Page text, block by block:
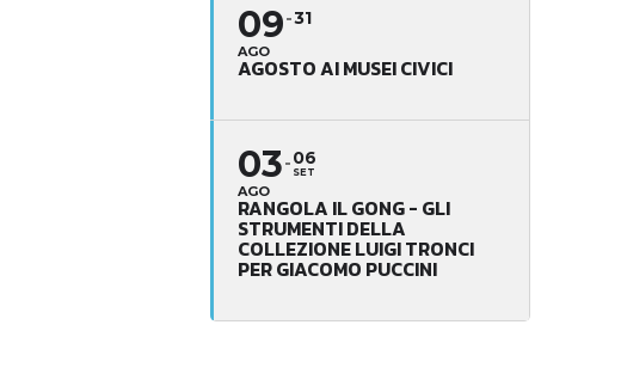
09
AGO
31
AGOSTO AI MUSEI CIVICI
03
AGO
06
SET
RANGOLA IL GONG - GLI
STRUMENTI DELLA
COLLEZIONE LUIGI TRONCI
PER GIACOMO PUCCINI